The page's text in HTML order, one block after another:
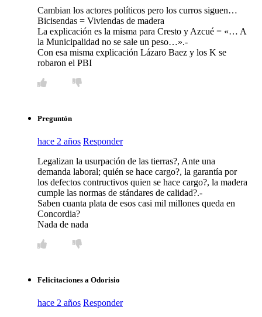
Cambian los actores políticos pero los curros siguen…
Bicisendas = Viviendas de madera
La explicación es la misma para Cresto y Azcué = «… A
la Municipalidad no se sale un peso…».-
Con esa misma explicación Lázaro Baez y los K se
robaron el PBI
Preguntón
hace 2 años Responder
Legalizan la usurpación de las tierras?, Ante una
demanda laboral; quién se hace cargo?, la garantía por
los defectos contructivos quien se hace cargo?, la madera
cumple las normas de stándares de calidad?.-
Saben cuanta plata de esos casi mil millones queda en
Concordia?
Nada de nada
Felicitaciones a Odorisio
hace 2 años Responder